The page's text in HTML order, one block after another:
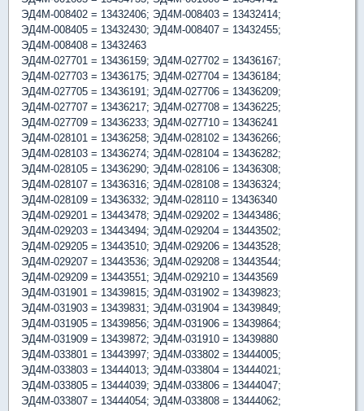
ЭД4М-008402 = 13432406; ЭД4М-008403 = 13432414;
ЭД4М-008405 = 13432430; ЭД4М-008407 = 13432455;
ЭД4М-008408 = 13432463
ЭД4М-027701 = 13436159; ЭД4М-027702 = 13436167;
ЭД4М-027703 = 13436175; ЭД4М-027704 = 13436184;
ЭД4М-027705 = 13436191; ЭД4М-027706 = 13436209;
ЭД4М-027707 = 13436217; ЭД4М-027708 = 13436225;
ЭД4М-027709 = 13436233; ЭД4М-027710 = 13436241
ЭД4М-028101 = 13436258; ЭД4М-028102 = 13436266;
ЭД4М-028103 = 13436274; ЭД4М-028104 = 13436282;
ЭД4М-028105 = 13436290; ЭД4М-028106 = 13436308;
ЭД4М-028107 = 13436316; ЭД4М-028108 = 13436324;
ЭД4М-028109 = 13436332; ЭД4М-028110 = 13436340
ЭД4М-029201 = 13443478; ЭД4М-029202 = 13443486;
ЭД4М-029203 = 13443494; ЭД4М-029204 = 13443502;
ЭД4М-029205 = 13443510; ЭД4М-029206 = 13443528;
ЭД4М-029207 = 13443536; ЭД4М-029208 = 13443544;
ЭД4М-029209 = 13443551; ЭД4М-029210 = 13443569
ЭД4М-031901 = 13439815; ЭД4М-031902 = 13439823;
ЭД4М-031903 = 13439831; ЭД4М-031904 = 13439849;
ЭД4М-031905 = 13439856; ЭД4М-031906 = 13439864;
ЭД4М-031909 = 13439872; ЭД4М-031910 = 13439880
ЭД4М-033801 = 13443997; ЭД4М-033802 = 13444005;
ЭД4М-033803 = 13444013; ЭД4М-033804 = 13444021;
ЭД4М-033805 = 13444039; ЭД4М-033806 = 13444047;
ЭД4М-033807 = 13444054; ЭД4М-033808 = 13444062;